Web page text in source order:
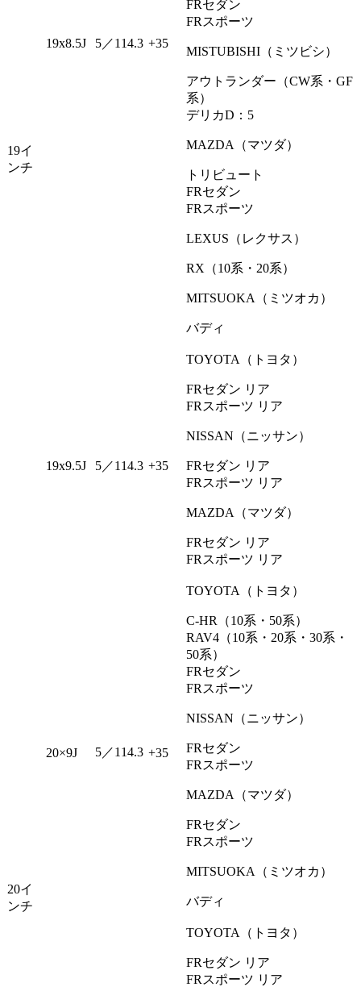
19イ
ンチ
19x8.5J 5／114.3 +35
FRセダン
FRスポーツ
MISTUBISHI（ミツビシ）
アウトランダー（CW系・GF
系）
デリカD：5
MAZDA（マツダ）
トリビュート
FRセダン
FRスポーツ
LEXUS（レクサス）
RX（10系・20系）
MITSUOKA（ミツオカ）
バディ
19x9.5J 5／114.3 +35
TOYOTA（トヨタ）
FRセダン リア
FRスポーツ リア
NISSAN（ニッサン）
FRセダン リア
FRスポーツ リア
MAZDA（マツダ）
FRセダン リア
FRスポーツ リア
20イ
ンチ
20×9J 5／114.3 +35
TOYOTA（トヨタ）
C-HR（10系・50系）
RAV4（10系・20系・30系・
50系）
FRセダン
FRスポーツ
NISSAN（ニッサン）
FRセダン
FRスポーツ
MAZDA（マツダ）
FRセダン
FRスポーツ
MITSUOKA（ミツオカ）
バディ
TOYOTA（トヨタ）
FRセダン リア
FRスポーツ リア